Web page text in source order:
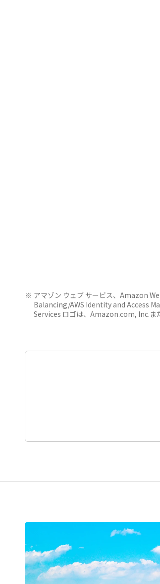
アマゾン ウェブ サービス、Amazon
Balancing/AWS Identity and Access
Services ロゴは、Amazon.com, Inc.ま